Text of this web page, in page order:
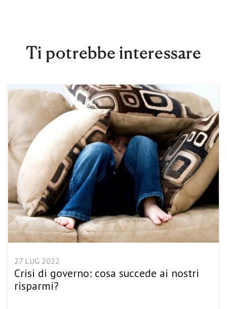
Ti potrebbe interessare
27 LUG 2022
Crisi di governo: cosa succede ai nostri
risparmi?